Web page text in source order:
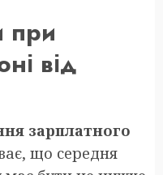
при
від
зарплатного
що середня